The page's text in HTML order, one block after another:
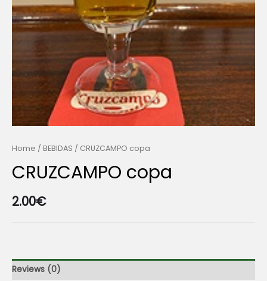
Home / BEBIDAS / CRUZCAMPO copa
CRUZCAMPO copa
2.00€
Reviews (0)